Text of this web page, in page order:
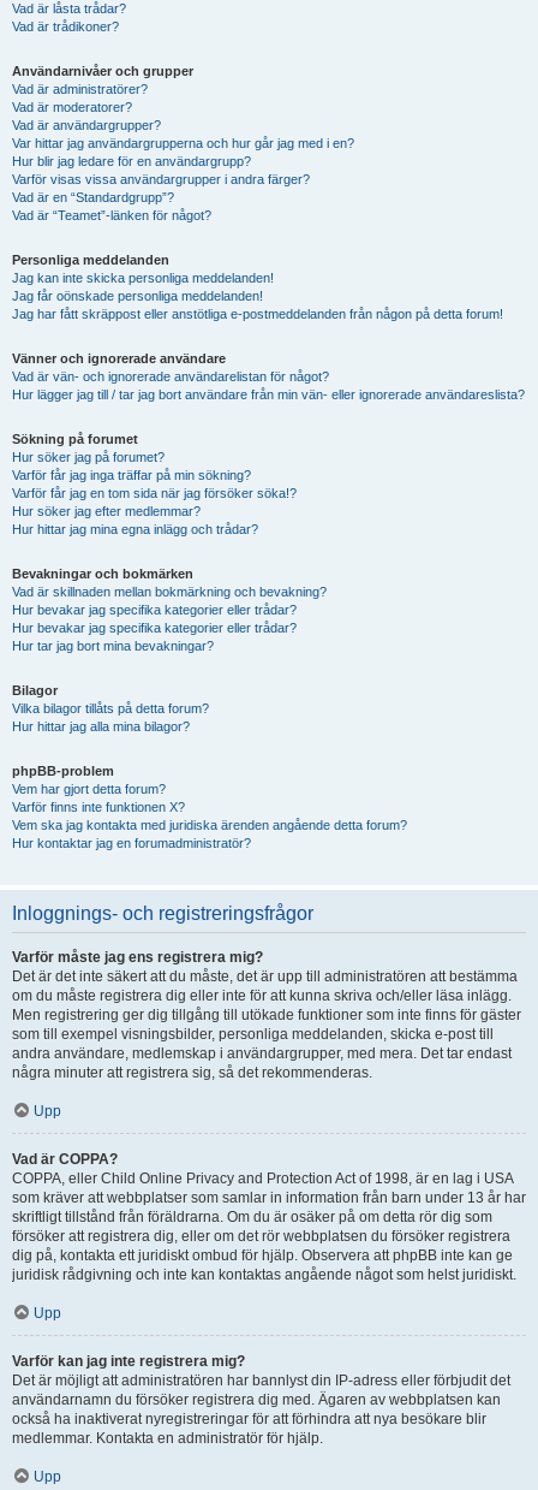
Vad är låsta trådar?
Vad är trådikoner?
Användarnivåer och grupper
Vad är administratörer?
Vad är moderatorer?
Vad är användargrupper?
Var hittar jag användargrupperna och hur går jag med i en?
Hur blir jag ledare för en användargrupp?
Varför visas vissa användargrupper i andra färger?
Vad är en “Standardgrupp”?
Vad är “Teamet”-länken för något?
Personliga meddelanden
Jag kan inte skicka personliga meddelanden!
Jag får oönskade personliga meddelanden!
Jag har fått skräppost eller anstötliga e-postmeddelanden från någon på detta forum!
Vänner och ignorerade användare
Vad är vän- och ignorerade användarelistan för något?
Hur lägger jag till / tar jag bort användare från min vän- eller ignorerade användareslista?
Sökning på forumet
Hur söker jag på forumet?
Varför får jag inga träffar på min sökning?
Varför får jag en tom sida när jag försöker söka!?
Hur söker jag efter medlemmar?
Hur hittar jag mina egna inlägg och trådar?
Bevakningar och bokmärken
Vad är skillnaden mellan bokmärkning och bevakning?
Hur bevakar jag specifika kategorier eller trådar?
Hur bevakar jag specifika kategorier eller trådar?
Hur tar jag bort mina bevakningar?
Bilagor
Vilka bilagor tillåts på detta forum?
Hur hittar jag alla mina bilagor?
phpBB-problem
Vem har gjort detta forum?
Varför finns inte funktionen X?
Vem ska jag kontakta med juridiska ärenden angående detta forum?
Hur kontaktar jag en forumadministratör?
Inloggnings- och registreringsfrågor
Varför måste jag ens registrera mig?
Det är det inte säkert att du måste, det är upp till administratören att bestämma
om du måste registrera dig eller inte för att kunna skriva och/eller läsa inlägg.
Men registrering ger dig tillgång till utökade funktioner som inte finns för gäster
som till exempel visningsbilder, personliga meddelanden, skicka e-post till
andra användare, medlemskap i användargrupper, med mera. Det tar endast
några minuter att registrera sig, så det rekommenderas.
Upp
Vad är COPPA?
COPPA, eller Child Online Privacy and Protection Act of 1998, är en lag i USA
som kräver att webbplatser som samlar in information från barn under 13 år har
skriftligt tillstånd från föräldrarna. Om du är osäker på om detta rör dig som
försöker att registrera dig, eller om det rör webbplatsen du försöker registrera
dig på, kontakta ett juridiskt ombud för hjälp. Observera att phpBB inte kan ge
juridisk rådgivning och inte kan kontaktas angående något som helst juridiskt.
Upp
Varför kan jag inte registrera mig?
Det är möjligt att administratören har bannlyst din IP-adress eller förbjudit det
användarnamn du försöker registrera dig med. Ägaren av webbplatsen kan
också ha inaktiverat nyregistreringar för att förhindra att nya besökare blir
medlemmar. Kontakta en administratör för hjälp.
Upp